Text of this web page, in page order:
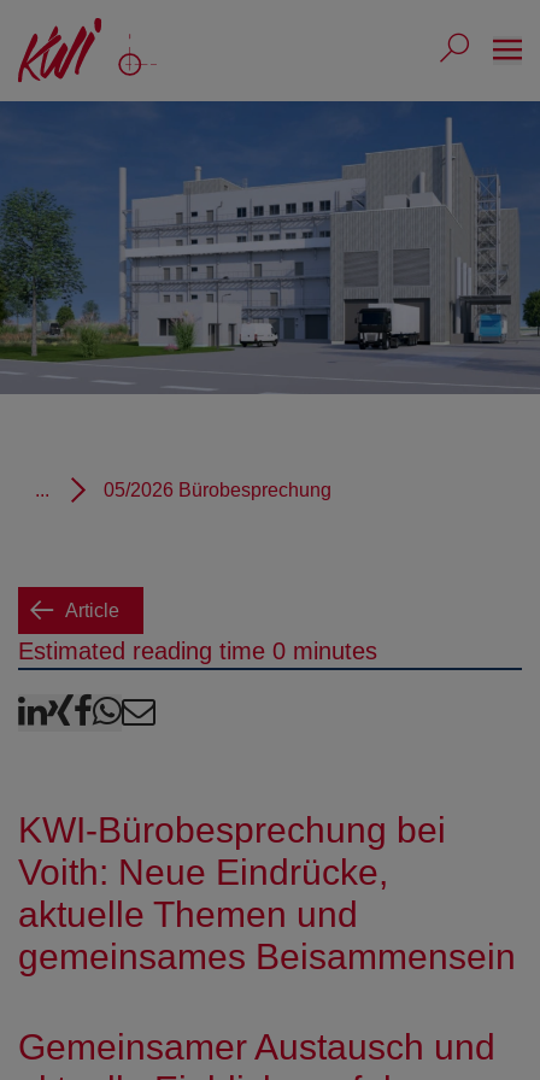
Submit
... 05/2026 Bürobesprechung
Article
Estimated reading time 0 minutes
LinkedIn
XING
Facebook
WhatsApp
E-Mail
KWI-Bürobesprechung bei
Voith: Neue Eindrücke,
aktuelle Themen und
gemeinsames Beisammensein
Gemeinsamer Austausch und